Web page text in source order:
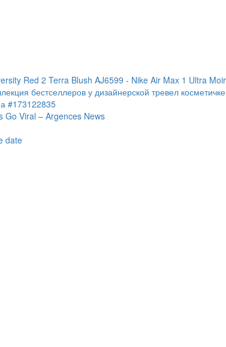
Red 2 Terra Blush AJ6599 - Nike Air Max 1 Ultra
бестселлеров у дизайнерской тревел
#173122835
Go Viral – Argences News
date